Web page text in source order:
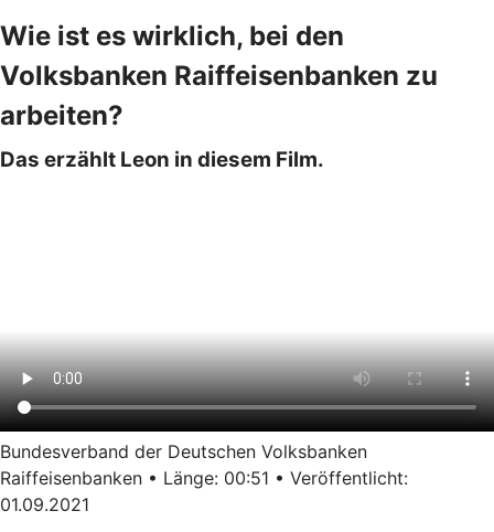
Wie ist es wirklich, bei den
Volksbanken Raiffeisenbanken zu
arbeiten?
Das erzählt Leon in diesem Film.
Bundesverband der Deutschen Volksbanken
Raiffeisenbanken • Länge: 00:51 • Veröffentlicht:
01.09.2021